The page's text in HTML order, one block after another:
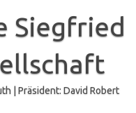
Siegfried
| Präsident: David Robert